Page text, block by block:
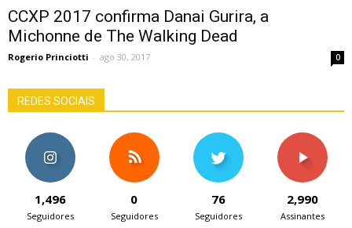
CCXP 2017 confirma Danai Gurira, a
Michonne de The Walking Dead
Rogerio Princiotti - ago 30, 2017 0
REDES SOCIAIS
1,496
Seguidores
0
Seguidores
76
Seguidores
2,990
Assinantes